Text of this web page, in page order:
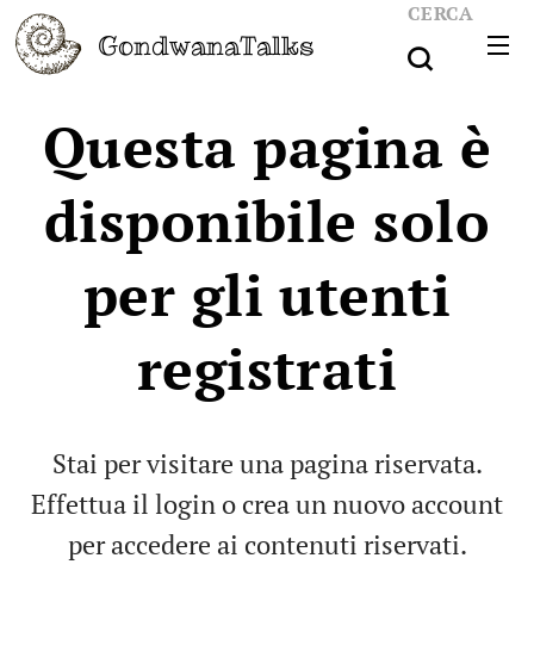
GondwanaTalks
CERCA
Questa pagina è
disponibile solo
per gli utenti
registrati
Stai per visitare una pagina riservata.
Effettua il login o crea un nuovo account
per accedere ai contenuti riservati.